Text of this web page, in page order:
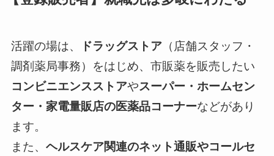
活躍の場は、 ドラッグストア（店舗スタッフ・
調剤薬局事務）をはじめ、市販薬を販売したい
コンビニエンスストアやスーパー ・ホームセン
ター ・ 家電量販店の医薬品コーナーなどがあり
ます。
また、 ヘルスケア関連のネット通販やコールセ